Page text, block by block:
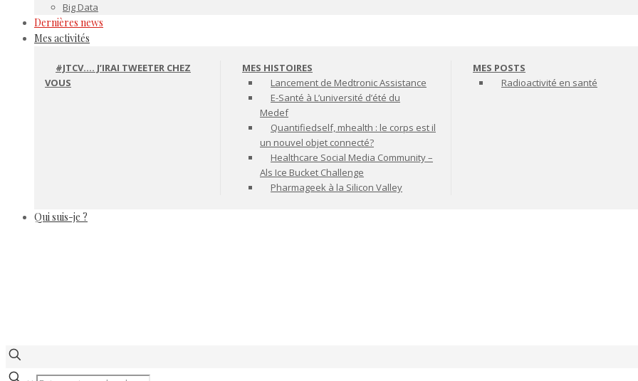
Big Data
Dernières news
Mes activités
#JTCV…. J’IRAI TWEETER CHEZ
VOUS
MES HISTOIRES
Lancement de Medtronic Assistance
E-Santé à L’université d’été du
Medef
Quantifiedself, mhealth : le corps est il
un nouvel objet connecté?
Healthcare Social Media Community –
Als Ice Bucket Challenge
Pharmageek à la Silicon Valley
MES POSTS
Radioactivité en santé
Qui suis-je ?